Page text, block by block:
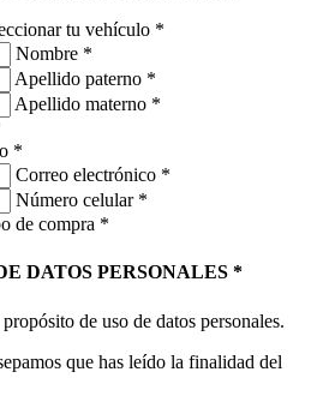
tu vehículo *
Nombre *
Apellido paterno *
Apellido materno *
*
Correo electrónico *
Número celular *
de compra *
DATOS PERSONALES *
de uso de datos personales.
que has leído la finalidad del